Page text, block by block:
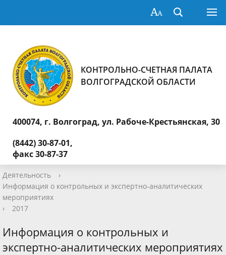
КОНТРОЛЬНО-СЧЕТНАЯ ПАЛАТА
ВОЛГОГРАДСКОЙ ОБЛАСТИ
400074, г. Волгоград, ул. Рабоче-Крестьянская, 30
(8442) 30-87-01,
факс 30-87-37
Деятельность
›
Информация о контрольных и экспертно-аналитических
мероприятиях
›
2017
Информация о контрольных и
экспертно-аналитических мероприятиях